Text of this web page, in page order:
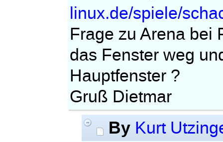
linux.de/spiele/
Frage zu Arena bei
das Fenster weg
Hauptfenster ?
Gruß Dietmar
By Kurt